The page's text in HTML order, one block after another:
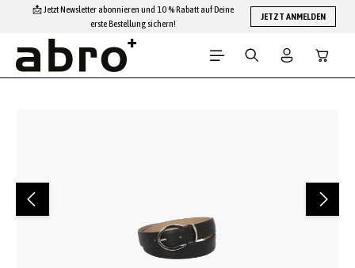
Zum Hauptinhalt springen
📩 Jetzt Newsletter abonnieren und 10 % Rabatt auf Deine
erste Bestellung sichern!
JETZT ANMELDEN